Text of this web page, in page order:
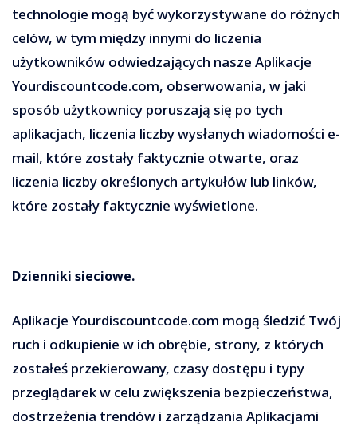
technologie mogą być wykorzystywane do różnych
celów, w tym między innymi do liczenia
użytkowników odwiedzających nasze Aplikacje
Yourdiscountcode.com, obserwowania, w jaki
sposób użytkownicy poruszają się po tych
aplikacjach, liczenia liczby wysłanych wiadomości e-
mail, które zostały faktycznie otwarte, oraz
liczenia liczby określonych artykułów lub linków,
które zostały faktycznie wyświetlone.
Dzienniki sieciowe.
Aplikacje Yourdiscountcode.com mogą śledzić Twój
ruch i odkupienie w ich obrębie, strony, z których
zostałeś przekierowany, czasy dostępu i typy
przeglądarek w celu zwiększenia bezpieczeństwa,
dostrzeżenia trendów i zarządzania Aplikacjami